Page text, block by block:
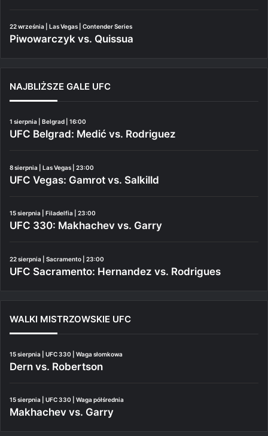
22 września | Las Vegas | Contender Series
Piwowarczyk vs. Quissua
NAJBLIŻSZE GALE UFC
1 sierpnia | Belgrad | 16:00
UFC Belgrad: Medić vs. Rodriguez
8 sierpnia | Las Vegas | 23:00
UFC Vegas: Gamrot vs. Salkilld
15 sierpnia | Filadelfia | 23:00
UFC 330: Makhachev vs. Garry
22 sierpnia | Sacramento | 23:00
UFC Sacramento: Hernandez vs. Rodrigues
WALKI MISTRZOWSKIE UFC
15 sierpnia | UFC 330 | Waga słomkowa
Dern vs. Robertson
15 sierpnia | UFC 330 | Waga półśrednia
Makhachev vs. Garry